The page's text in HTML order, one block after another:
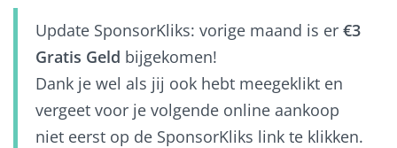
Update SponsorKliks: vorige maand is er €3
Gratis Geld bijgekomen!
Dank je wel als jij ook hebt meegeklikt en
vergeet voor je volgende online aankoop
niet eerst op de SponsorKliks link te klikken.